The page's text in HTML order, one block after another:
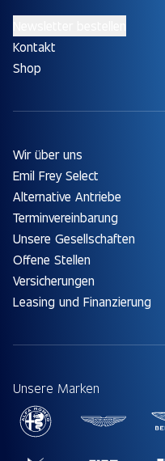
Kontakt
Shop
Wir über uns
Emil Frey Select
Alternative Antriebe
Terminvereinbarung
Unsere Gesellschaften
Offene Stellen
Versicherungen
Leasing und Finanzierung
Unsere Marken